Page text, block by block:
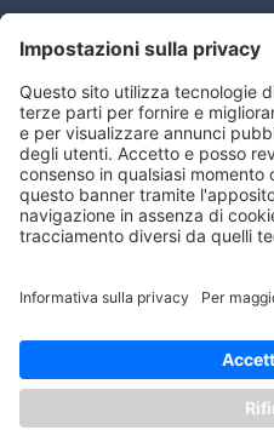
you get the best
Got it!
Viale E. Forlanini,
E-mail:
Lunedì — Giovedì: -
Venerdì: - 08:30 -